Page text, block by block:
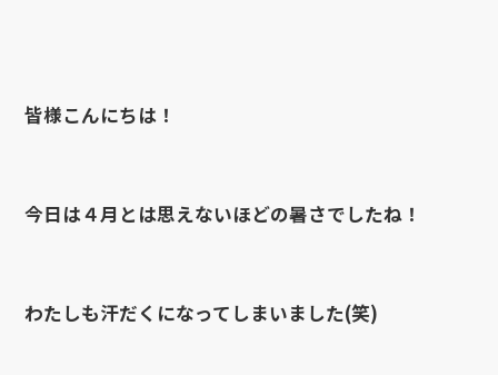
皆様こんにちは！
今日は４月とは思えないほどの暑さでしたね！
わたしも汗だくになってしまいました(笑)